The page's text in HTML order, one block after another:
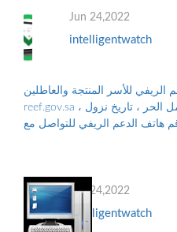
Jun 24,2022
intelligentwatch
للأسر المنتجة والعاطلين ،
reef.gov.sa ، شروط التسجيل في وثيقة العمل الحر ، تاريخ نزول
هاتف الدعم الريفي للتواصل مع
Jun 24,2022
intelligentwatch